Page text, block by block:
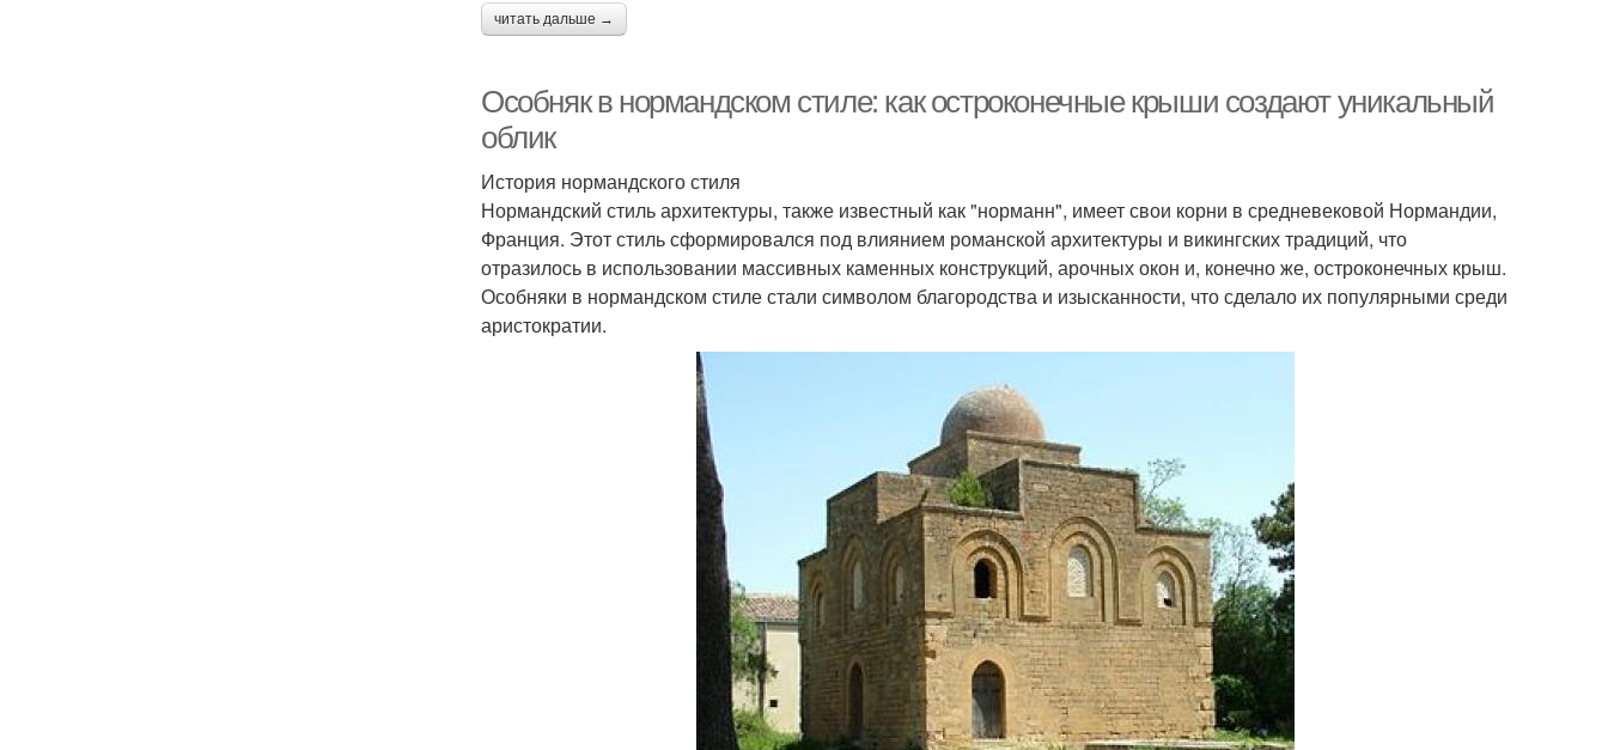
читать дальше →
Особняк в нормандском стиле: как остроконечные крыши создают уникальный
облик
История нормандского стиля
Нормандский стиль архитектуры, также известный как "норманн", имеет свои корни в средневековой Нормандии,
Франция. Этот стиль сформировался под влиянием романской архитектуры и викингских традиций, что
отразилось в использовании массивных каменных конструкций, арочных окон и, конечно же, остроконечных крыш.
Особняки в нормандском стиле стали символом благородства и изысканности, что сделало их популярными среди
аристократии.